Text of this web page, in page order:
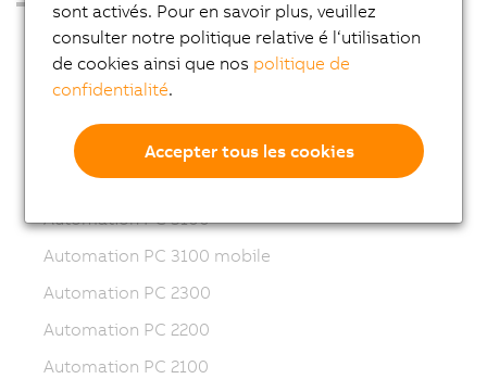
PC industriels
Nouveautés
Automation PC 4100
Automation PC 3200
Automation PC 3100
Automation PC 3100 mobile
Automation PC 2300
Automation PC 2200
Automation PC 2100
sont activés. Pour en savoir plus, veuillez
consulter notre politique relative é l‘utilisation
de cookies ainsi que nos politique de
confidentialité.
Accepter tous les cookies